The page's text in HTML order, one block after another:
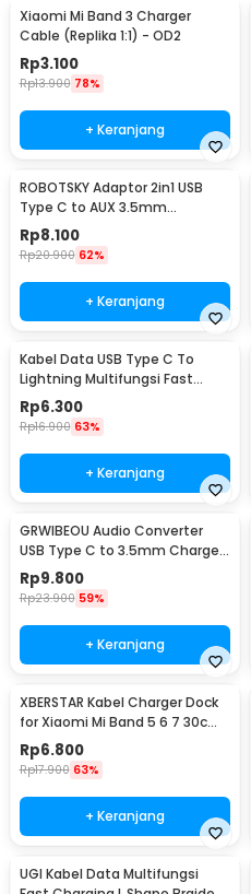
Xiaomi Mi Band 3 Charger
Cable (Replika 1:1) - OD2
Rp3.100
Rp13.900 78%
+ Keranjang
ROBOTSKY Adaptor 2in1 USB
Type C to AUX 3.5mm
Headphone and USB Type C -
S-K06
Rp8.100
Rp20.900 62%
+ Keranjang
Kabel Data USB Type C To
Lightning Multifungsi Fast
Charging 5V 2A 1M - 1636
Rp6.300
Rp16.900 63%
+ Keranjang
GRWIBEOU Audio Converter
USB Type C to 3.5mm Charger
Port - GR35C
Rp9.800
Rp23.900 59%
+ Keranjang
XBERSTAR Kabel Charger Dock
for Xiaomi Mi Band 5 6 7 30cm
- EDCS300
Rp6.800
Rp17.900 63%
+ Keranjang
UGI Kabel Data Multifungsi